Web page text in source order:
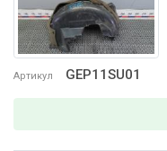
Артикул GEP11SU01